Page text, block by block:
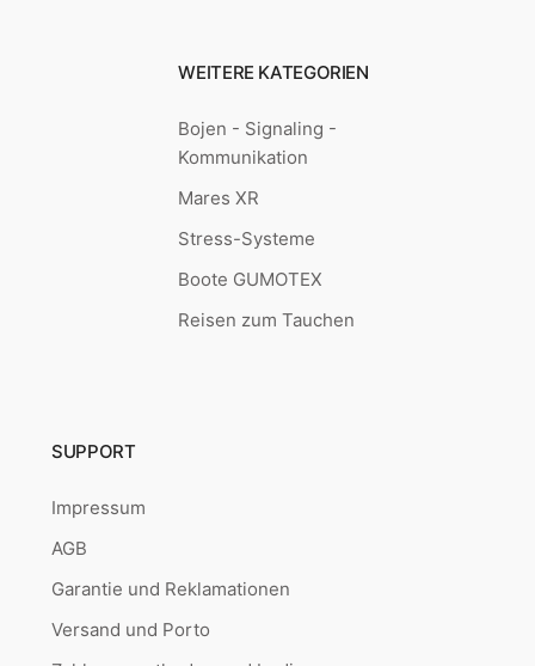
WEITERE KATEGORIEN
Bojen - Signaling -
Kommunikation
Mares XR
Stress-Systeme
Boote GUMOTEX
Reisen zum Tauchen
SUPPORT
Impressum
AGB
Garantie und Reklamationen
Versand und Porto